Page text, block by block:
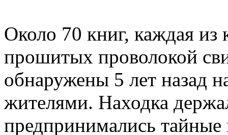
Около 70 книг, каждая из
прошитых проволокой
обнаружены 5 лет назад
жителями. Находка
предпринимались тайные